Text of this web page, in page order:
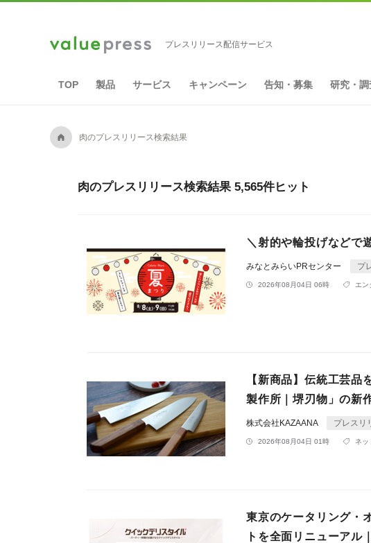
プレスリリース配信サービス
TOP 製品 サービス キャンペーン 告知・募集 研究・
A 肉のプレスリリース検索結果
肉のプレスリリース検索結果 5,565件ヒット
＼射的や輪投げなどで
みなとみらいPRセンター プ
2026年08月04日 06時 エン
【新商品】伝統工芸
製作所｜堺刃物」の新
株式会社KAZAANA プレスリ
2026年08月04日 01時 ネッ
東京のケータリング・
トを全面リニューアル